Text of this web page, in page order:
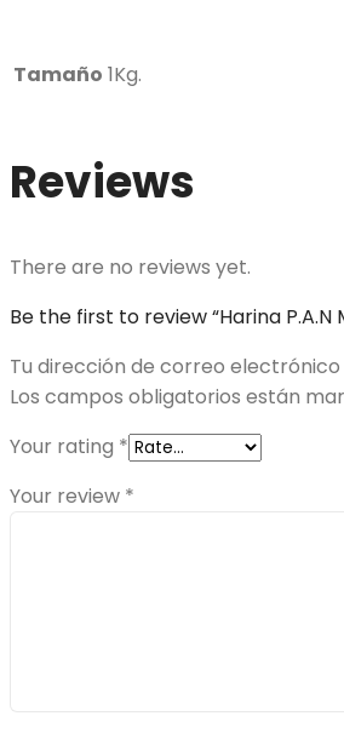
Tamaño 1Kg.
Reviews
There are no reviews yet.
Be the first to review “Harina P.A.N
Tu dirección de correo
Los campos obligatorios están
Your rating *
Your review *